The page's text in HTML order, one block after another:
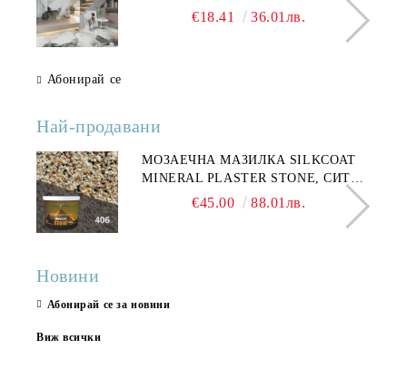
€18.41 36.01лв.
Абонирай се
Най-продавани
МОЗАЕЧНА МАЗИЛКА SILKCOAT
MINERAL PLASTER STONE, СИТЕН
КАМЪК 406 25КГ
€45.00 88.01лв.
Новини
Абонирай се за новини
Виж всички